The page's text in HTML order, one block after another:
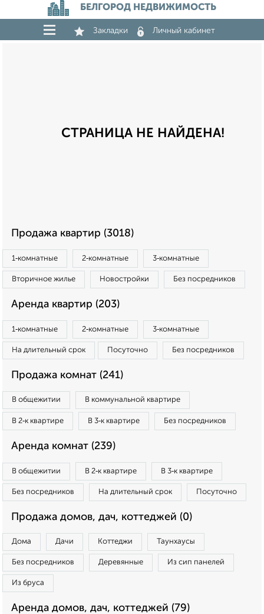
БЕЛГОРОД НЕДВИЖИМОСТЬ
Закладки Личный кабинет
СТРАНИЦА НЕ НАЙДЕНА!
Продажа квартир (3018)
1‑комнатные 2‑комнатные 3‑комнатные
Вторичное жилье Новостройки Без посредников
Аренда квартир (203)
1‑комнатные 2‑комнатные 3‑комнатные
На длительный срок Посуточно Без посредников
Продажа комнат (241)
В общежитии В коммунальной квартире
В 2‑к квартире В 3‑к квартире Без посредников
Аренда комнат (239)
В общежитии В 2‑к квартире В 3‑к квартире
Без посредников На длительный срок Посуточно
Продажа домов, дач, коттеджей (0)
Дома Дачи Коттеджи Таунхаусы
Без посредников Деревянные Из сип панелей
Из бруса
Аренда домов, дач, коттеджей (79)